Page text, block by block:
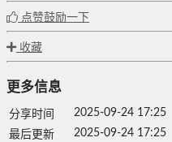
点赞鼓励一下
收藏
更多信息
分享时间
2025-09-24 17:25
最后更新
2025-09-24 17:25